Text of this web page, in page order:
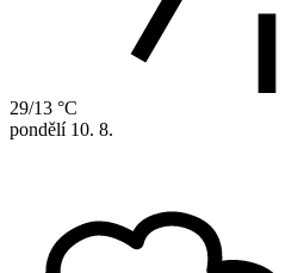
29/13 °C
pondělí 10. 8.